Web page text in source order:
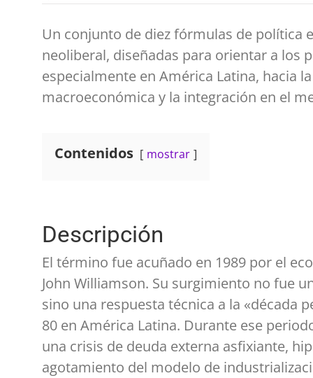
Un conjunto de diez fórmulas de política
neoliberal, diseñadas para orientar a los
especialmente en América Latina, hacia
macroeconómica y la integración en el
Contenidos mostrar
Descripción
El término fue acuñado en 1989 por el
John Williamson. Su surgimiento no fue
sino una respuesta técnica a la «década
80 en América Latina. Durante ese
una crisis de deuda externa asfixiante,
agotamiento del modelo de